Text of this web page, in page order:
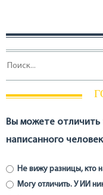
Вы можете отличить
написанного
Не вижу разницы, кто
Могу отличить. У ИИ